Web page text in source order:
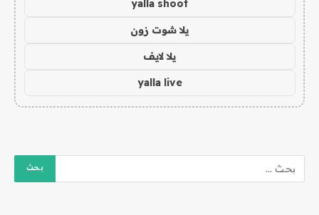
yalla shoot
يلا شوت زون
يلا لايف
yalla live